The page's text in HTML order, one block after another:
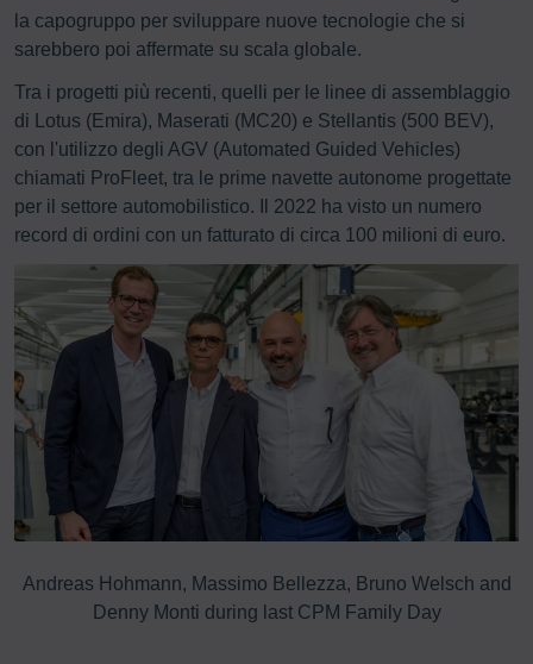
la capogruppo per sviluppare nuove tecnologie che si
sarebbero poi affermate su scala globale.
Tra i progetti più recenti, quelli per le linee di assemblaggio
di Lotus (Emira), Maserati (MC20) e Stellantis (500 BEV),
con l'utilizzo degli AGV (Automated Guided Vehicles)
chiamati ProFleet, tra le prime navette autonome progettate
per il settore automobilistico. Il 2022 ha visto un numero
record di ordini con un fatturato di circa 100 milioni di euro.
Andreas Hohmann, Massimo Bellezza, Bruno Welsch and
Denny Monti during last CPM Family Day